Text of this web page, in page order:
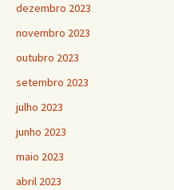
dezembro 2023
novembro 2023
outubro 2023
setembro 2023
julho 2023
junho 2023
maio 2023
abril 2023